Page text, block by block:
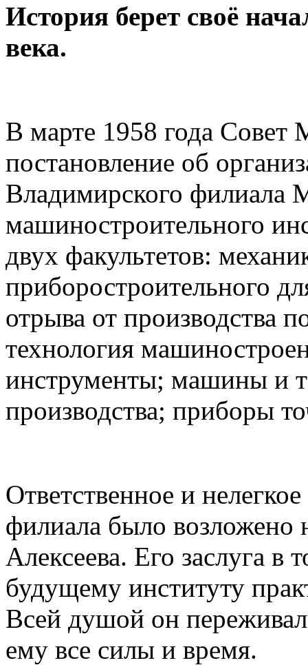
История берет своё
века.
В марте 1958 года
постановление об
Владимирского филиала
машиностроительного
двух факультетов:
приборостроительного
отрыва от производства
технология
инструменты; машины и
производства; приборы
Ответственное и
филиала было возложено
Алексеева. Его заслуга в
будущему институту
Всей душой он переживал
ему все силы и время.